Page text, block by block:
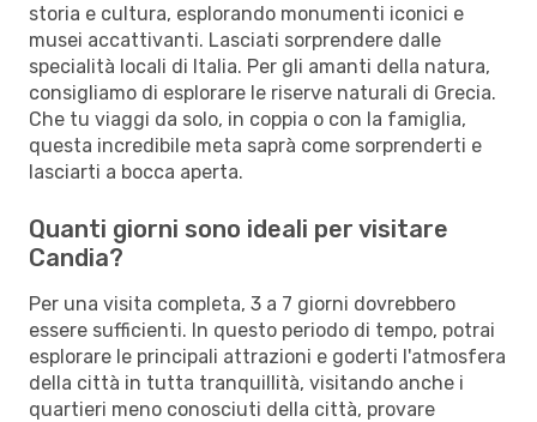
storia e cultura, esplorando monumenti iconici e
musei accattivanti. Lasciati sorprendere dalle
specialità locali di Italia. Per gli amanti della natura,
consigliamo di esplorare le riserve naturali di Grecia.
Che tu viaggi da solo, in coppia o con la famiglia,
questa incredibile meta saprà come sorprenderti e
lasciarti a bocca aperta.
Quanti giorni sono ideali per visitare
Candia?
Per una visita completa, 3 a 7 giorni dovrebbero
essere sufficienti. In questo periodo di tempo, potrai
esplorare le principali attrazioni e goderti l'atmosfera
della città in tutta tranquillità, visitando anche i
quartieri meno conosciuti della città, provare